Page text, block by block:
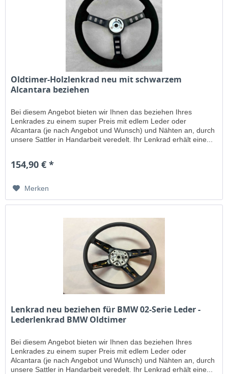
Oldtimer-Holzlenkrad neu mit schwarzem
Alcantara beziehen
Bei diesem Angebot bieten wir Ihnen das beziehen Ihres
Lenkrades zu einem super Preis mit edlem Leder oder
Alcantara (je nach Angebot und Wunsch) und Nähten an, durch
unsere Sattler in Handarbeit veredelt. Ihr Lenkrad erhält eine...
154,90 € *
Merken
Lenkrad neu beziehen für BMW 02-Serie Leder -
Lederlenkrad BMW Oldtimer
Bei diesem Angebot bieten wir Ihnen das beziehen Ihres
Lenkrades zu einem super Preis mit edlem Leder oder
Alcantara (je nach Angebot und Wunsch) und Nähten an, durch
unsere Sattler in Handarbeit veredelt. Ihr Lenkrad erhält eine...